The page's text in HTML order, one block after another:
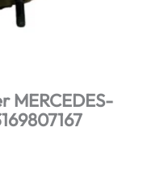
MERCEDES-